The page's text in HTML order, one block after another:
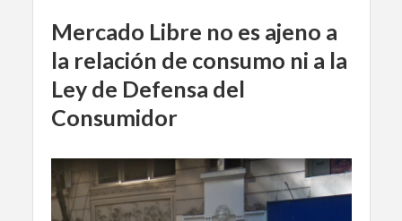
Mercado Libre no es ajeno a
la relación de consumo ni a la
Ley de Defensa del
Consumidor